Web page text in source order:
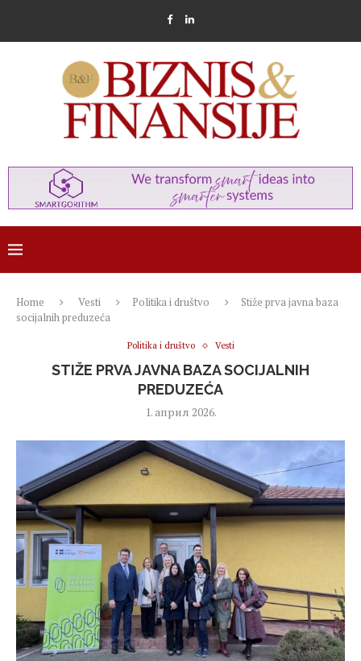
Home Vesti Politika i društvo
Stiže prva javna baza
socijalnih preduzeća
Politika i društvo Vesti
STIŽE PRVA JAVNA BAZA SOCIJALNIH
PREDUZEĆA
1. април 2026.